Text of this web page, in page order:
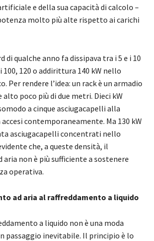
e della sua capacità di calcolo –
molto più alte rispetto ai carichi
di qualche anno fa dissipava tra i 5 e i 10
100, 120 o addirittura 140 kW nello
Per rendere l’idea: un rack è un armadio
alto poco più di due metri. Dieci kW
a cinque asciugacapelli alla
contemporaneamente. Ma 130 kW
asciugacapelli concentrati nello
che, a queste densità, il
aria non è più sufficiente a sostenere
operativa.
ad aria al raffreddamento a liquido
a liquido non è una moda
passaggio inevitabile. Il principio è lo